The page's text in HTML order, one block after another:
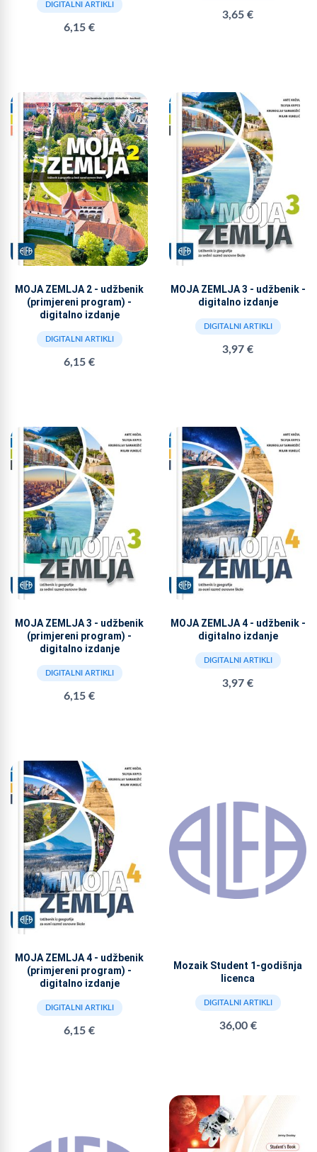
DIGITALNI ARTIKLI
6,15 €
3,65 €
MOJA ZEMLJA 2 - udžbenik
(primjereni program) -
digitalno izdanje
DIGITALNI ARTIKLI
6,15 €
MOJA ZEMLJA 3 - udžbenik -
digitalno izdanje
DIGITALNI ARTIKLI
3,97 €
MOJA ZEMLJA 3 - udžbenik
(primjereni program) -
digitalno izdanje
DIGITALNI ARTIKLI
6,15 €
MOJA ZEMLJA 4 - udžbenik -
digitalno izdanje
DIGITALNI ARTIKLI
3,97 €
MOJA ZEMLJA 4 - udžbenik
(primjereni program) -
digitalno izdanje
DIGITALNI ARTIKLI
6,15 €
Mozaik Student 1-godišnja
licenca
DIGITALNI ARTIKLI
36,00 €